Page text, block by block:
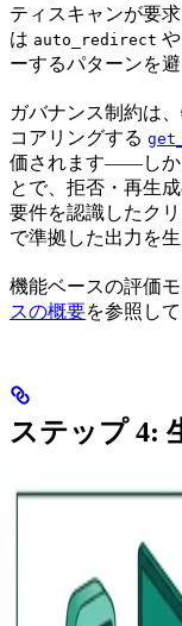
ティスキャンが要
は auto_redirect や
ーするパターンを避
ガバナンス制約は
コアリングする
価されます——しか
とで、拒否・再生
要件を認識したク
で準拠した出力を生
機能ベースの評価
スの概要を参照し
ステップ 4: